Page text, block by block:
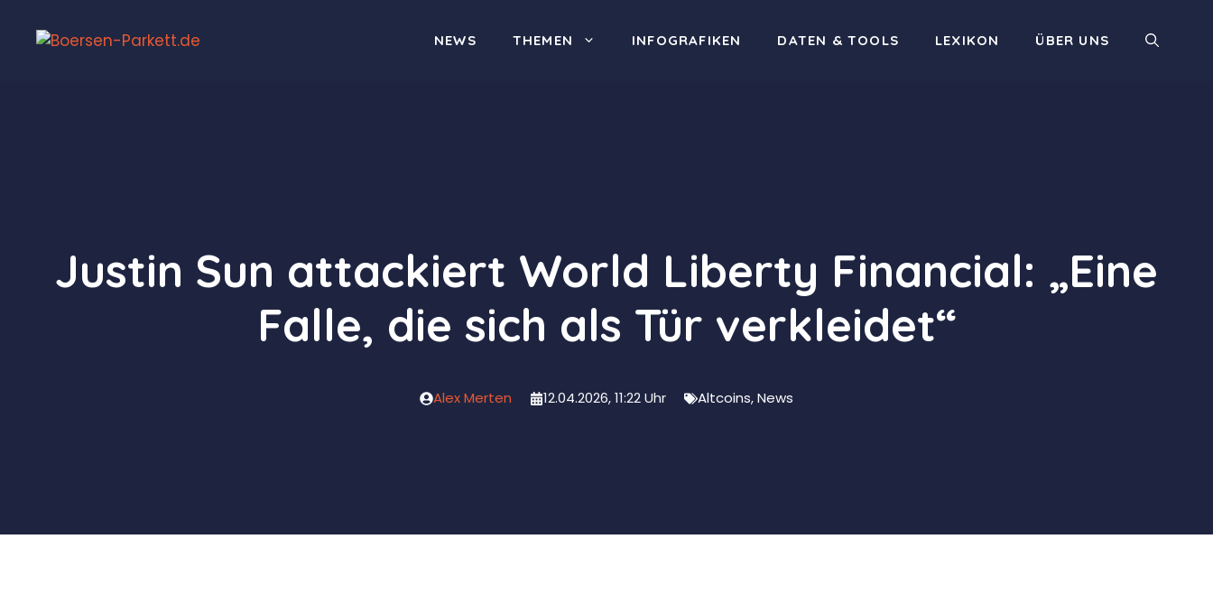
Inhalt
NEWS THEMEN INFOGRAFIKEN DATEN & TOOLS LEXIKON ÜBER UNS
Justin Sun attackiert World Liberty Financial: „Eine
Falle, die sich als Tür verkleidet“
Alex Merten 12.04.2026, 11:22 Uhr Altcoins,News